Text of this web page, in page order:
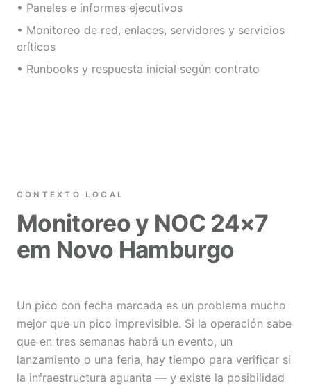
• Paneles e informes ejecutivos
• Monitoreo de red, enlaces, servidores y servicios
críticos
• Runbooks y respuesta inicial según contrato
CONTEXTO LOCAL
Monitoreo y NOC 24×7
em Novo Hamburgo
Un pico con fecha marcada es un problema mucho
mejor que un pico imprevisible. Si la operación sabe
que en tres semanas habrá un evento, un
lanzamiento o una feria, hay tiempo para verificar si
la infraestructura aguanta — y existe la posibilidad